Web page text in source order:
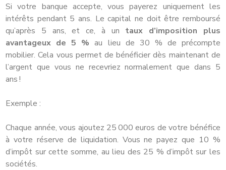
Si votre banque accepte, vous payerez uniquement les
intérêts pendant 5 ans. Le capital ne doit être remboursé
qu’après 5 ans, et ce, à un taux d’imposition plus
avantageux de 5 %au lieu de 30 % de précompte
mobilier. Cela vous permet de bénéficier dès maintenant de
l’argent que vous ne recevriez normalement que dans 5
ans !
Exemple :
Chaque année, vous ajoutez 25 000 euros de votre bénéfice
à votre réserve de liquidation. Vous ne payez que 10 %
d’impôt sur cette somme, au lieu des 25 % d’impôt sur les
sociétés.